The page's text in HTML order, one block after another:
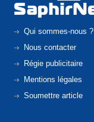
Qui sommes-nous ?
Nous contacter
Régie publicitaire
Mentions légales
Soumettre article